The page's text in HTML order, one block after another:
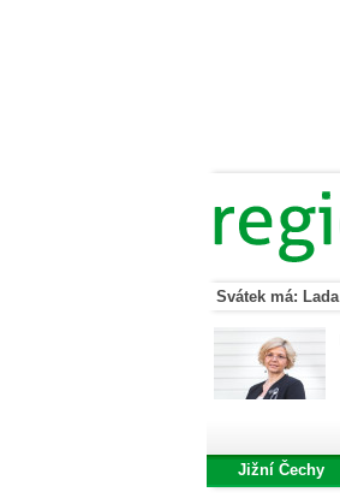
Svátek má: Lada
Jižní Čechy